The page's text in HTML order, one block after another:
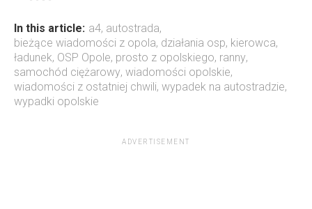
In this article: a4, autostrada,
bieżące wiadomości z opola, działania osp, kierowca,
ładunek, OSP Opole, prosto z opolskiego, ranny,
samochód ciężarowy, wiadomości opolskie,
wiadomości z ostatniej chwili, wypadek na autostradzie,
wypadki opolskie
ADVERTISEMENT